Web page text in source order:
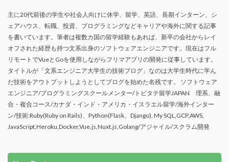
主に20代前後の学生や社会人向けに休学、留学、英語、長期インターン、シ
ェアハウス、転職、投資、プログラミングなどキャリアや海外に関する記事
を書いています。筆者は複数カ国の留学経験もあれば、新卒の会社からレイ
オフされた経歴も持つ文系出身のソフトウェアエンジニアです。現在はフル
リモートでVueとGoを使用しながらフリマアプリの開発に従事しています。
タイトルが「文系エンジニア大学生の技術ブログ」なのは大学生時代に学ん
だ技術をアウトプットしようとしてブログを始めた名残です。 ソフトウェア
エンジニア/プログラミングスクールメンター/トビタテ留学JAPAN 理系、融
合・複合コース/カナダ・インド・アメリカ・イスラエル留学/海外インター
ン/技術:Ruby(Ruby on Rails)、Python(Flask、Django), My SQL,GCP,AWS,
JavaScript,Heroku,Docker,Vue.js,Nuxt.js,Golang/アジャイル/スクラム開発